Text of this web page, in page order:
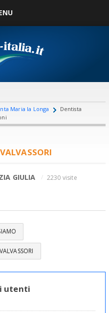
Maria la Longa
Dentista
GIULIA 2230 visite
utenti